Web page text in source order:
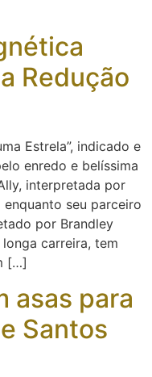
Redução
Estrela”, indicado e
enredo e belíssima
interpretada por
seu parceiro
por Brandley
carreira, tem
[…]
asas para
Santos